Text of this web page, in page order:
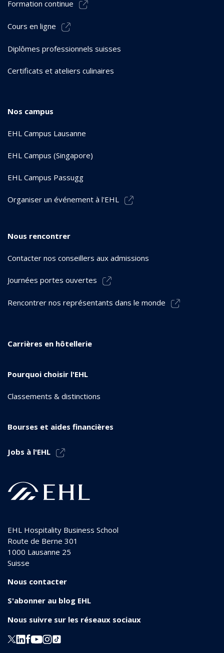
Formation continue
Cours en ligne
Diplômes professionnels suisses
Certificats et ateliers culinaires
Nos campus
EHL Campus Lausanne
EHL Campus (Singapore)
EHL Campus Passugg
Organiser un événement à l'EHL
Nous rencontrer
Contacter nos conseillers aux admissions
Journées portes ouvertes
Rencontrer nos représentants dans le monde
Carrières en hôtellerie
Pourquoi choisir l'EHL
Classements & distinctions
Bourses et aides financières
Jobs à l'EHL
EHL Hospitality Business School
Route de Berne 301
1000 Lausanne 25
Suisse
Nous contacter
S'abonner au blog EHL
Nous suivre sur les réseaux sociaux